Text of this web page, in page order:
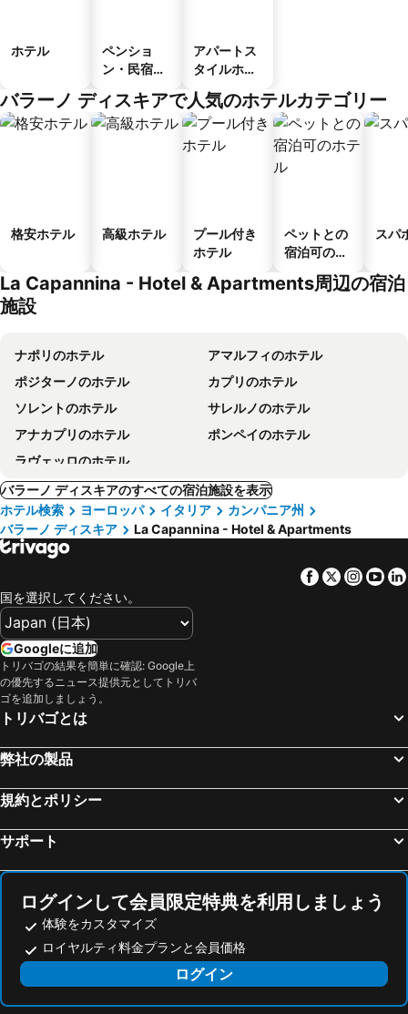
ホテル
ペンショ
ン・民宿・
ス
アパートス
タイルホテ
バラーノ ディスキアで人気のホテルカテゴリー
格安ホテル 高級ホテル
プール付き
ホテル
ペットとの
宿泊可のホ
スパ
La Capannina - Hotel & Apartments周辺の宿泊
施設
ナポリのホテル
アマルフィのホテル
ポジターノのホテル
カプリのホテル
ソレントのホテル
サレルノのホテル
アナカプリのホテル
ポンペイのホテル
ラヴェッロのホテル
バラーノ ディスキアのすべての宿泊施設を表示
ホテル検索
ヨーロッパ イタリア
カンパニア州
バラーノ ディスキア
La Capannina - Hotel & Apartments
Facebook
Twitter
国を選択してください。
Googleに追加
トリバゴの結果を簡単に確認: Google上
の優先するニュース提供元としてトリバ
ゴを追加しましょう。
トリバゴとは
弊社の製品
規約とポリシー
サポート
ログインして会員限定特典を利用しましょう
体験をカスタマイズ
ロイヤルティ料金プランと会員価格
ログイン